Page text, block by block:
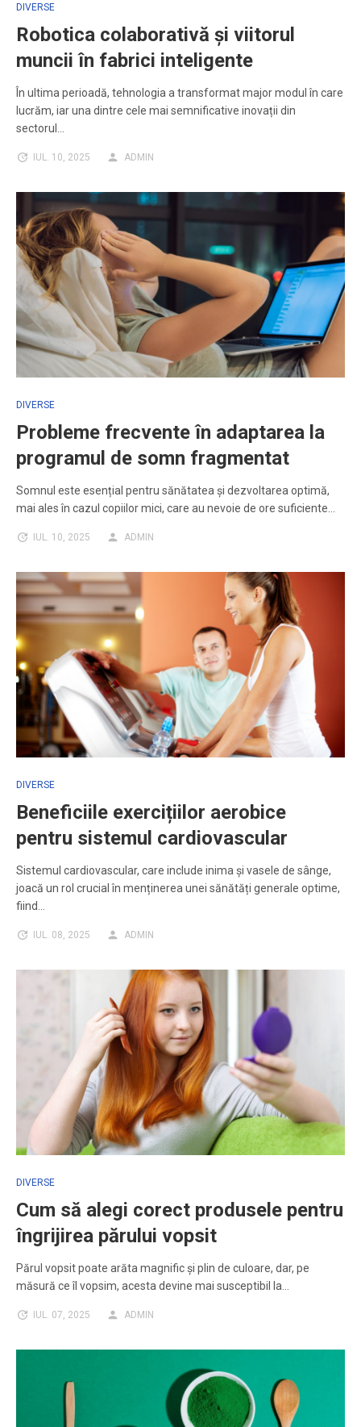
DIVERSE
Robotica colaborativă și viitorul
muncii în fabrici inteligente
În ultima perioadă, tehnologia a transformat major modul în care
lucrăm, iar una dintre cele mai semnificative inovații din
sectorul…
IUL. 10, 2025 ADMIN
DIVERSE
Probleme frecvente în adaptarea la
programul de somn fragmentat
Somnul este esențial pentru sănătatea și dezvoltarea optimă,
mai ales în cazul copiilor mici, care au nevoie de ore suficiente…
IUL. 10, 2025 ADMIN
DIVERSE
Beneficiile exercițiilor aerobice
pentru sistemul cardiovascular
Sistemul cardiovascular, care include inima și vasele de sânge,
joacă un rol crucial în menținerea unei sănătăți generale optime,
fiind…
IUL. 08, 2025 ADMIN
DIVERSE
Cum să alegi corect produsele pentru
îngrijirea părului vopsit
Părul vopsit poate arăta magnific și plin de culoare, dar, pe
măsură ce îl vopsim, acesta devine mai susceptibil la…
IUL. 07, 2025 ADMIN